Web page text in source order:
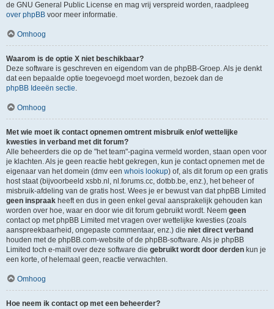
de GNU General Public License en mag vrij verspreid worden, raadpleeg
over phpBB voor meer informatie.
Omhoog
Waarom is de optie X niet beschikbaar?
Deze software is geschreven en eigendom van de phpBB-Groep. Als je denkt
dat een bepaalde optie toegevoegd moet worden, bezoek dan de
phpBB Ideeën sectie.
Omhoog
Met wie moet ik contact opnemen omtrent misbruik en/of wettelijke
kwesties in verband met dit forum?
Alle beheerders die op de "het team"-pagina vermeld worden, staan open voor
je klachten. Als je geen reactie hebt gekregen, kun je contact opnemen met de
eigenaar van het domein (dmv een whois lookup) of, als dit forum op een gratis
host staat (bijvoorbeeld xsbb.nl, nl.forums.cc, dotbb.be, enz.), het beheer of
misbruik-afdeling van de gratis host. Wees je er bewust van dat phpBB Limited
geen inspraak heeft en dus in geen enkel geval aansprakelijk gehouden kan
worden over hoe, waar en door wie dit forum gebruikt wordt. Neem geen
contact op met phpBB Limited met vragen over wettelijke kwesties (zoals
aanspreekbaarheid, ongepaste commentaar, enz.) die niet direct verband
houden met de phpBB.com-website of de phpBB-software. Als je phpBB
Limited toch e-mailt over deze software die gebruikt wordt door derden kun je
een korte, of helemaal geen, reactie verwachten.
Omhoog
Hoe neem ik contact op met een beheerder?